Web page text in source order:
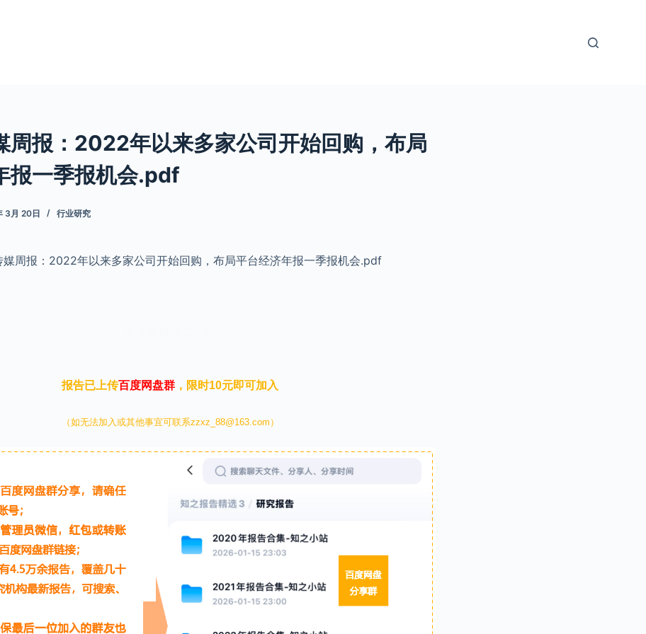
周报：2022年以来多家公司开始回购，布局
报一季报机会.pdf
3月 20日 行业研究
媒周报：2022年以来多家公司开始回购，布局平台经济年报一季报机会.pdf
报告已上传百度网盘群 ，限时10元即可加入
（如无法加入或其他事宜可联系zzxz_88@163.com）